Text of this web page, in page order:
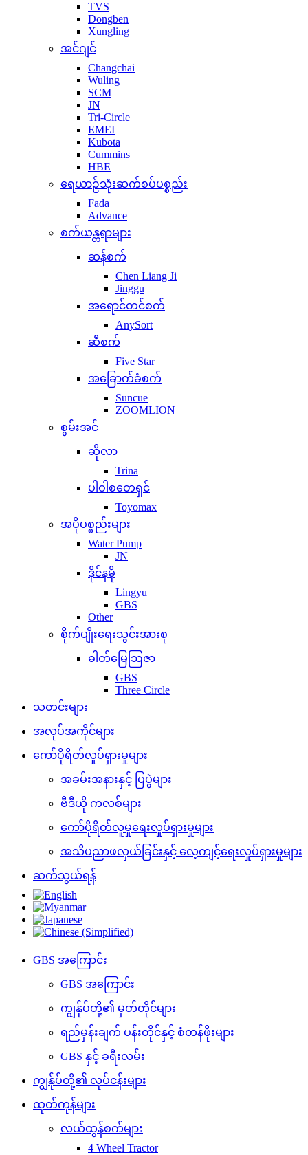
TVS
Dongben
Xungling
အင်ဂျင်
Changchai
Wuling
SCM
JN
Tri-Circle
EMEI
Kubota
Cummins
HBE
ရေယာဉ်သုံးဆက်စပ်ပစ္စည်း
Fada
Advance
စက်ယန္တရာများ
ဆန်စက်
Chen Liang Ji
Jinggu
အရောင်တင်စက်
AnySort
ဆီစက်
Five Star
အခြောက်ခံစက်
Suncue
ZOOMLION
စွမ်းအင်
ဆိုလာ
Trina
ပါဝါစတေရှင်
Toyomax
အပိုပစ္စည်းများ
Water Pump
JN
ဒိုင်နမို
Lingyu
GBS
Other
စိုက်ပျိုးရေးသွင်းအားစု
ဓါတ်မြေဩဇာ
GBS
Three Circle
သတင်းများ
အလုပ်အကိုင်များ
ကော်ပိုရိတ်လှုပ်ရှားမှုများ
အခမ်းအနားနှင့် ပြပွဲများ
ဗီဒီယို ကလစ်များ
ကော်ပိုရိတ်လူမှုရေးလှုပ်ရှားမှုများ
အသိပညာဖလှယ်ခြင်းနှင့် လေ့ကျင့်ရေးလှုပ်ရှားမှုများ
ဆက်သွယ်ရန်
GBS အကြောင်း
GBS အကြောင်း
ကျွန်ုပ်တို့၏ မှတ်တိုင်များ
ရည်မှန်းချက် ပန်းတိုင်နှင့် စံတန်ဖိုးများ
GBS နှင့် ခရီးလမ်း
ကျွန်ုပ်တို့၏ လုပ်ငန်းများ
ထုတ်ကုန်များ
လယ်ထွန်စက်များ
4 Wheel Tractor